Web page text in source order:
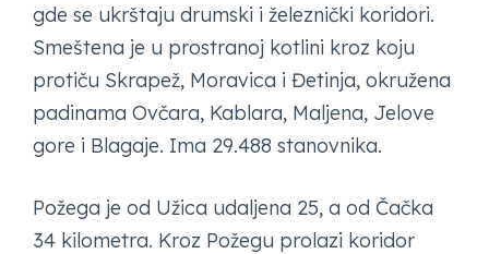
gde se ukrštaju drumski i železnički koridori.
Smeštena je u prostranoj kotlini kroz koju
protiču Skrapež, Moravica i Đetinja, okružena
padinama Ovčara, Kablara, Maljena, Jelove
gore i Blagaje. Ima 29.488 stanovnika.
Požega je od Užica udaljena 25, a od Čačka
34 kilometra. Kroz Požegu prolazi koridor